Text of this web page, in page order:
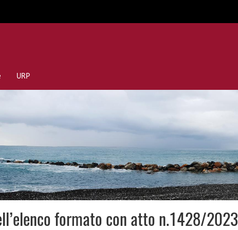
URP
formato con atto n.1428/2023